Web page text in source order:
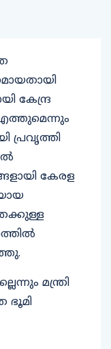
കേന്ദ്ര
പ്രവൃത്തി
കേരള
മന്ത്രി
ഭൂമി